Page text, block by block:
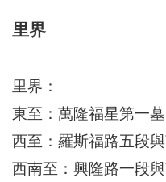
臺
北
里
界
說
北
里界
里界：
東至：萬隆福星第一
西至：羅斯福路五段
西南至：興隆路一段